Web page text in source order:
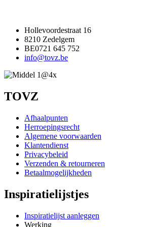
Hollevoordestraat 16
8210 Zedelgem
BE0721 645 752
info@tovz.be
TOVZ
Afhaalpunten
Herroepingsrecht
Algemene voorwaarden
Klantendienst
Privacybeleid
Verzenden & retourneren
Betaalmogelijkheden
Inspiratielijstjes
Inspiratielijst aanleggen
Werking